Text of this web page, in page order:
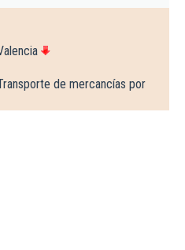
de mercancías por